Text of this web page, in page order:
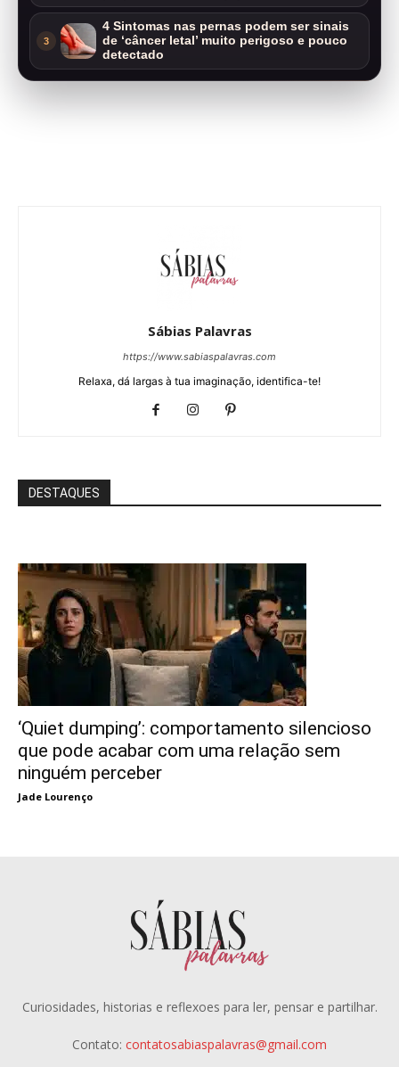
3
4 Sintomas nas pernas podem ser sinais
de ‘câncer letal’ muito perigoso e pouco
detectado
Sábias Palavras
https://www.sabiaspalavras.com
Relaxa, dá largas à tua imaginação, identifica-te!
DESTAQUES
‘Quiet dumping’: comportamento silencioso
que pode acabar com uma relação sem
ninguém perceber
Jade Lourenço
Curiosidades, historias e reflexoes para ler, pensar e partilhar.
Contato: contatosabiaspalavras@gmail.com